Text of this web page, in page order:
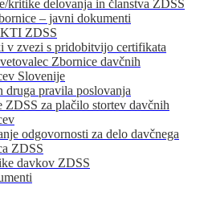
kritike delovanja in članstva ZDSS
– javni dokumenti
ZDSS
v zvezi s pridobitvijo certifikata
Zbornice davčnih
Slovenije
druga pravila poslovanja
ZDSS za plačilo stortev davčnih
odgovornosti za delo davčnega
ZDSS
davkov ZDSS